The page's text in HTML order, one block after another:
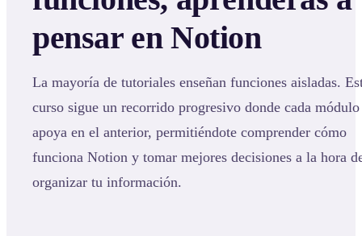
pensar en Notion
La mayoría de tutoriales enseñan funciones aisladas.
curso sigue un recorrido progresivo donde cada módulo
apoya en el anterior, permitiéndote comprender cómo
funciona Notion y tomar mejores decisiones a la hora
organizar tu información.